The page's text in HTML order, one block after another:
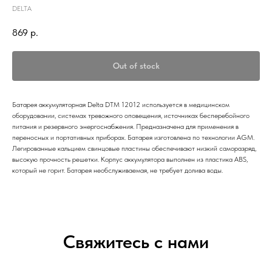
DELTA
869 р.
Out of stock
Батарея аккумуляторная Delta DTM 12012 используется в медицинском
оборудовании, системах тревожного оповещения, источниках бесперебойного
питания и резервного энергоснабжения. Предназначена для применения в
переносных и портативных приборах. Батарея изготовлена по технологии AGM.
Легированные кальцием свинцовые пластины обеспечивают низкий саморазряд,
высокую прочность решетки. Корпус аккумулятора выполнен из пластика ABS,
который не горит. Батарея необслуживаемая, не требует долива воды.
Свяжитесь с нами